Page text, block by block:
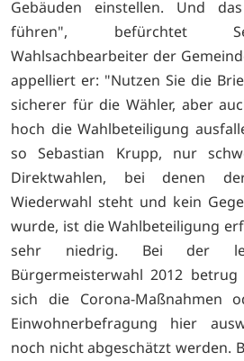
Gebäuden einstellen. Und
führen", befürchtet
Wahlsachbearbeiter der
appelliert er: "Nutzen Sie die
sicherer für die Wähler, aber
hoch die Wahlbeteiligung
so Sebastian Krupp, nur
Direktwahlen, bei denen
Wiederwahl steht und kein
wurde, ist die Wahlbeteiligung
sehr niedrig. Bei der
Bürgermeisterwahl 2012
sich die Corona-Maßnahmen
Einwohnerbefragung hier
noch nicht abgeschätzt werden.